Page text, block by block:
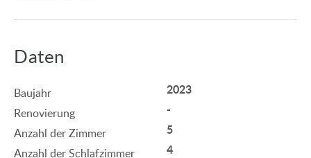
Daten
Baujahr 2023
Renovierung -
Anzahl der Zimmer 5
Anzahl der Schlafzimmer 4